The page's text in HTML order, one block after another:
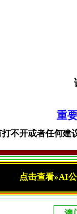
重
不开或者任何建
点击查看»AI